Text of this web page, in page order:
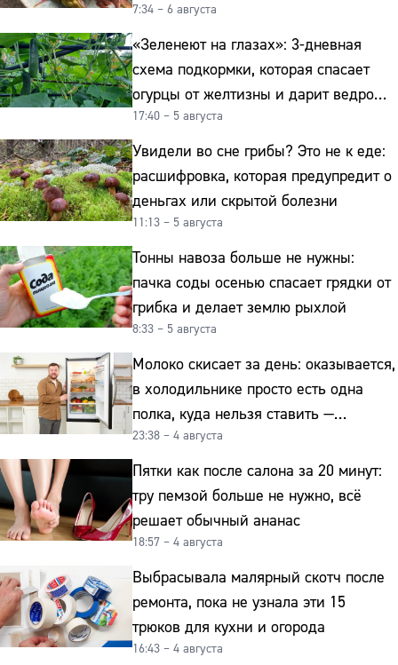
7:34 – 6 августа
«Зеленеют на глазах»: 3-дневная
схема подкормки, которая спасает
огурцы от желтизны и дарит ведро
урожая
17:40 – 5 августа
Увидели во сне грибы? Это не к еде:
расшифровка, которая предупредит о
деньгах или скрытой болезни
11:13 – 5 августа
Тонны навоза больше не нужны:
пачка соды осенью спасает грядки от
грибка и делает землю рыхлой
8:33 – 5 августа
Молоко скисает за день: оказывается,
в холодильнике просто есть одна
полка, куда нельзя ставить —
превращает свежие продукты
в бактериальную бомбу
23:38 – 4 августа
Пятки как после салона за 20 минут:
тру пемзой больше не нужно, всё
решает обычный ананас
18:57 – 4 августа
Выбрасывала малярный скотч после
ремонта, пока не узнала эти 15
трюков для кухни и огорода
16:43 – 4 августа